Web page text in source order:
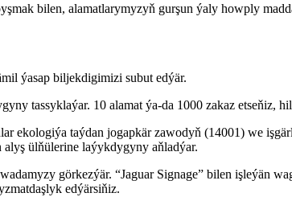
bilen, alamatlarymyzyň gurşun ýaly howply
ýasap biljekdigimizi subut edýär.
tassyklaýar. 10 alamat ýa-da 1000 zakaz etseňiz,
ekologiýa taýdan jogapkär zawodyň (14001) we
ülňülerine laýykdygyny aňladýar.
görkezýär. “Jaguar Signage” bilen işleýän
edýärsiňiz.